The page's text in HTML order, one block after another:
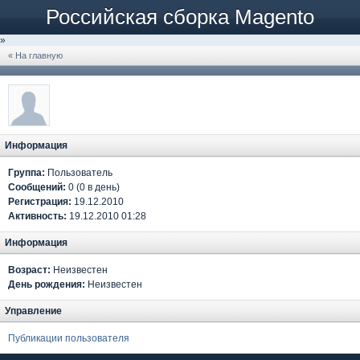
Российская сборка Magento
»
« На главную
Информация
Группа: Пользователь
Сообщений: 0 (0 в день)
Регистрация: 19.12.2010
Активность: 19.12.2010 01:28
Информация
Возраст: Неизвестен
День рождения: Неизвестен
Управление
Публикации пользователя